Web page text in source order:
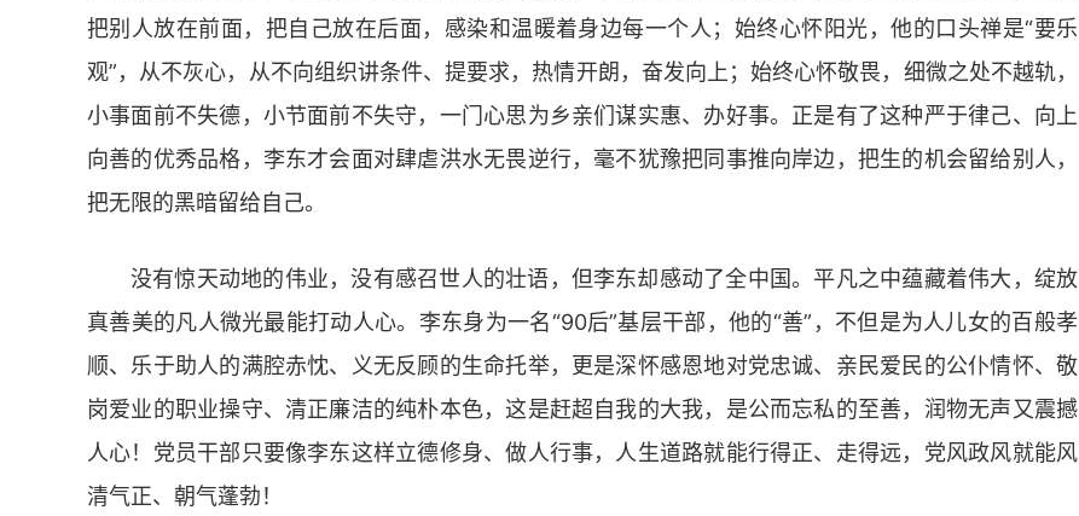
把别人放在前面，把自己放在后面，感染和温暖着身边每一个人；始终心怀阳光，他的口头禅是“要乐
观”，从不灰心，从不向组织讲条件、提要求，热情开朗，奋发向上；始终心怀敬畏，细微之处不越轨，
小事面前不失德，小节面前不失守，一门心思为乡亲们谋实惠、办好事。正是有了这种严于律己、向上
向善的优秀品格，李东才会面对肆虐洪水无畏逆行，毫不犹豫把同事推向岸边，把生的机会留给别人，
把无限的黑暗留给自己。
没有惊天动地的伟业，没有感召世人的壮语，但李东却感动了全中国。平凡之中蕴藏着伟大，绽放
真善美的凡人微光最能打动人心。李东身为一名“90后”基层干部，他的“善”，不但是为人儿女的百般孝
顺、乐于助人的满腔赤忱、义无反顾的生命托举，更是深怀感恩地对党忠诚、亲民爱民的公仆情怀、敬
岗爱业的职业操守、清正廉洁的纯朴本色，这是赶超自我的大我，是公而忘私的至善，润物无声又震撼
人心！党员干部只要像李东这样立德修身、做人行事，人生道路就能行得正、走得远，党风政风就能风
清气正、朝气蓬勃！